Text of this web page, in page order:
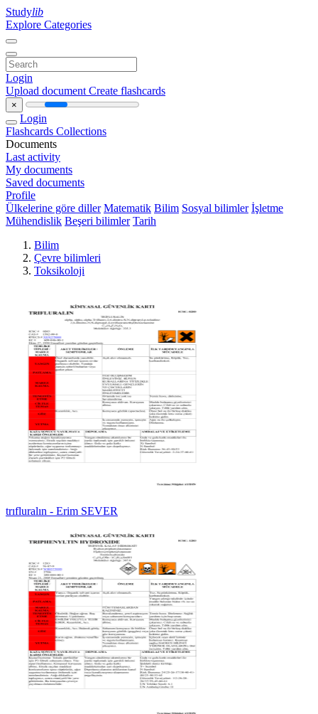
Studylib
Explore Categories
Login
Upload document Create flashcards
×
Login
Flashcards Collections
Documents
Last activity
My documents
Saved documents
Profile
Ülkelerine göre diller Matematik Bilim Sosyal bilimler İşletme
Mühendislik Beşeri bilimler Tarih
Bilim
Çevre bilimleri
Toksikoloji
trıfluralın - Erim SEVER